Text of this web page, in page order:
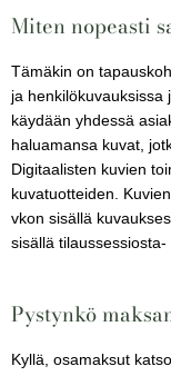
Miten nopeasti
Tämäkin on
ja henkilökuvauksissa
käydään yhdessä
haluamansa kuvat,
Digitaalisten kuvien
kuvatuotteiden.
vkon sisällä
sisällä
Pystynkö
Kyllä, osamaksut